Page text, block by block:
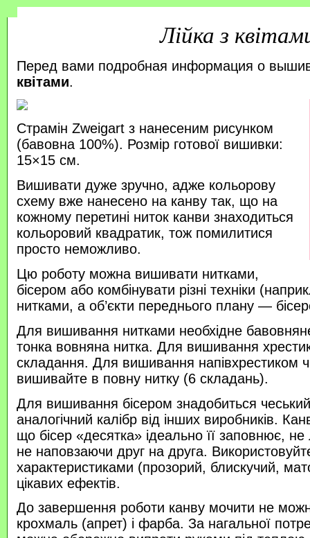
Лійка з
Перед вами подробная информация о
квітами.
Страмін Zweigart з нанесеним рисунком
(бавовна 100%). Розмір готової вишивки:
15×15 см.
Вишивати дуже зручно, адже кольорову
схему вже нанесено на канву так, що на
кожному перетині ниток канви знаходиться
кольоровий квадратик, тож помилитися
просто неможливо.
Цю роботу можна вишивати нитками,
бісером або комбінувати різні техніки
нитками, а об’єкти переднього плану —
Для вишивання нитками необхідне
тонка вовняна нитка. Для вишивання
складання. Для вишивання напівхрестиком
вишивайте в повну нитку (6 складань).
Для вишивання бісером знадобиться
аналогічний калібр від інших виробників.
що бісер «десятка» ідеально її заповнює,
не наповзаючи друг на друга.
характеристиками (прозорий, блискучий,
цікавих ефектів.
До завершення роботи канву мочити не
крохмаль (апрет) і фарба. За нагальної